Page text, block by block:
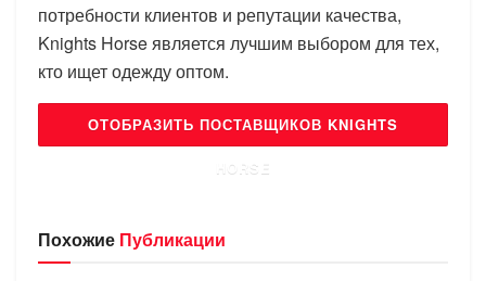
потребности клиентов и репутации качества,
Knights Horse является лучшим выбором для тех,
кто ищет одежду оптом.
ОТОБРАЗИТЬ ПОСТАВЩИКОВ KNIGHTS
HORSE
Похожие Публикации
БРЕНДЫ